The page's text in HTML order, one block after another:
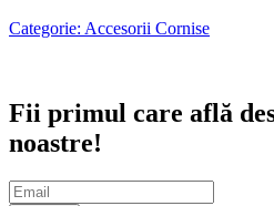
Categorie: Accesorii Cornise
Fii primul care află
noastre!